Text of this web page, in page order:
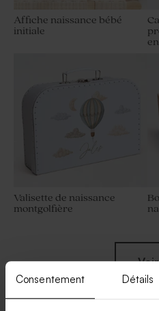
Consentement Détails
Affiche naissance bébé
initiale
Valisette de naissance
montgolfière
Nouveautés